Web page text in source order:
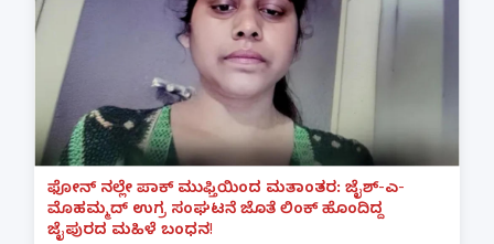
ಫೋನ್ ನಲ್ಲೇ ಪಾಕ್ ಮುಫ್ತಿಯಿಂದ ಮತಾಂತರ: ಜೈಶ್-ಎ-
ಮೊಹಮ್ಮದ್ ಉಗ್ರ ಸಂಘಟನೆ ಜೊತೆ ಲಿಂಕ್ ಹೊಂದಿದ್ದ
ಜೈಪುರದ ಮಹಿಳೆ ಬಂಧನ!